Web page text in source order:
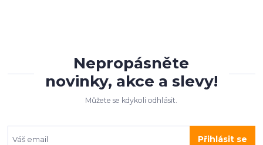
Nepropásněte
novinky, akce a slevy!
Můžete se kdykoli odhlásit.
Přihlásit se